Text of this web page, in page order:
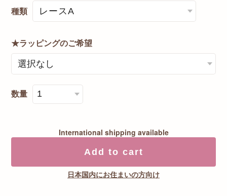
種類
★ラッピングのご希望
数量
International shipping available
Add to cart
日本国内にお住まいの方向け